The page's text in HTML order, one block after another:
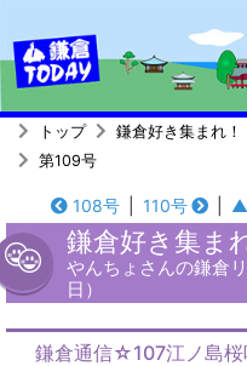
トップ 鎌倉好き集まれ！
第109号
108号 110号 ▲
鎌倉好き集ま
やんちょさんの鎌倉
日）
鎌倉通信☆107江ノ島桜